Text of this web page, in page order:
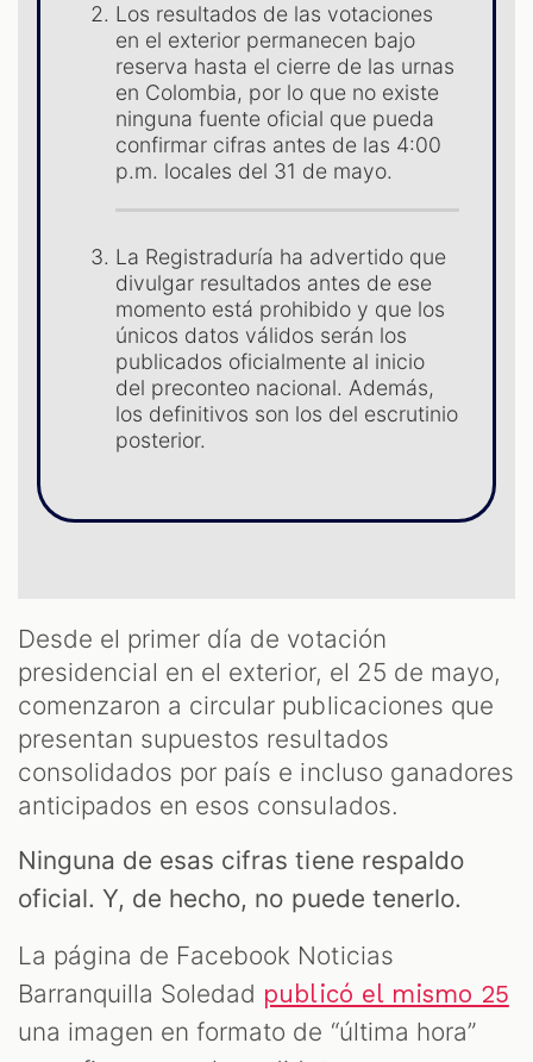
Los resultados de las votaciones
en el exterior permanecen bajo
reserva hasta el cierre de las urnas
en Colombia, por lo que no existe
ninguna fuente oficial que pueda
confirmar cifras antes de las 4:00
p.m. locales del 31 de mayo.
La Registraduría ha advertido que
divulgar resultados antes de ese
momento está prohibido y que los
únicos datos válidos serán los
publicados oficialmente al inicio
del preconteo nacional. Además,
los definitivos son los del escrutinio
posterior.
Desde el primer día de votación
presidencial en el exterior, el 25 de mayo,
comenzaron a circular publicaciones que
presentan supuestos resultados
consolidados por país e incluso ganadores
anticipados en esos consulados.
Ninguna de esas cifras tiene respaldo
oficial. Y, de hecho, no puede tenerlo.
La página de Facebook Noticias
Barranquilla Soledad publicó el mismo 25
una imagen en formato de “última hora”